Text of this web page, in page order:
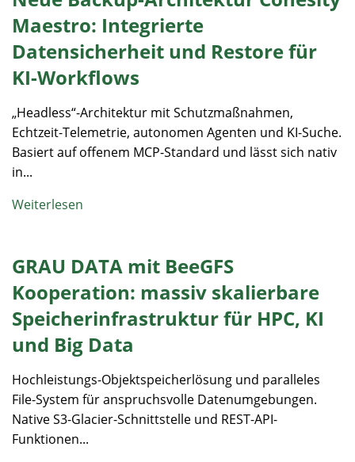
Maestro: Integrierte
Datensicherheit und Restore für
KI-Workflows
„Headless“-Architektur mit Schutzmaßnahmen,
Echtzeit-Telemetrie, autonomen Agenten und KI-Suche.
Basiert auf offenem MCP-Standard und lässt sich nativ
in...
Weiterlesen
GRAU DATA mit BeeGFS
Kooperation: massiv skalierbare
Speicherinfrastruktur für HPC, KI
und Big Data
Hochleistungs-Objektspeicherlösung und paralleles
File-System für anspruchsvolle Datenumgebungen.
Native S3-Glacier-Schnittstelle und REST-API-
Funktionen...